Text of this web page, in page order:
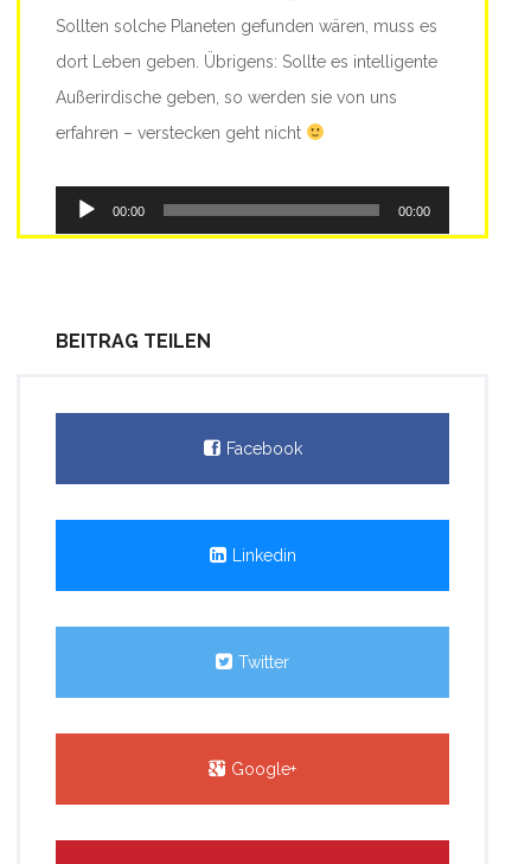
Sollten solche Planeten gefunden wären, muss es
dort Leben geben. Übrigens: Sollte es intelligente
Außerirdische geben, so werden sie von uns
erfahren – verstecken geht nicht
Audio-
Player
00:00 00:00
BEITRAG TEILEN
Facebook
Linkedin
Twitter
Google+